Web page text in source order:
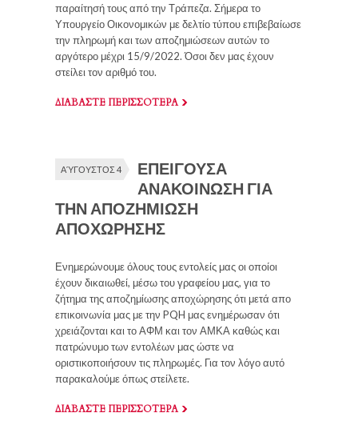
παραίτησή τους από την Τράπεζα. Σήμερα το
Υπουργείο Οικονομικών με δελτίο τύπου επιβεβαίωσε
την πληρωμή και των αποζημιώσεων αυτών το
αργότερο μέχρι 15/9/2022. Όσοι δεν μας έχουν
στείλει τον αριθμό του.
ΔΙΑΒΑΣΤΕ ΠΕΡΙΣΣΟΤΕΡΑ
ΑΎΓΟΥΣΤΟΣ 4
ΕΠΕΙΓΟΥΣΑ
ΑΝΑΚΟΙΝΩΣΗ ΓΙΑ
ΤΗΝ ΑΠΟΖΗΜΙΩΣΗ
ΑΠΟΧΩΡΗΣΗΣ
Ενημερώνουμε όλους τους εντολείς μας οι οποίοι
έχουν δικαιωθεί, μέσω του γραφείου μας, για το
ζήτημα της αποζημίωσης αποχώρησης ότι μετά απο
επικοινωνία μας με την PQH μας ενημέρωσαν ότι
χρειάζονται και το ΑΦΜ και τον ΑΜΚΑ καθώς και
πατρώνυμο των εντολέων μας ώστε να
οριστικοποιήσουν τις πληρωμές. Για τον λόγο αυτό
παρακαλούμε όπως στείλετε.
ΔΙΑΒΑΣΤΕ ΠΕΡΙΣΣΟΤΕΡΑ